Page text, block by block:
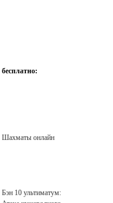
Шахматы онлайн
Бэн 10 ультиматум: